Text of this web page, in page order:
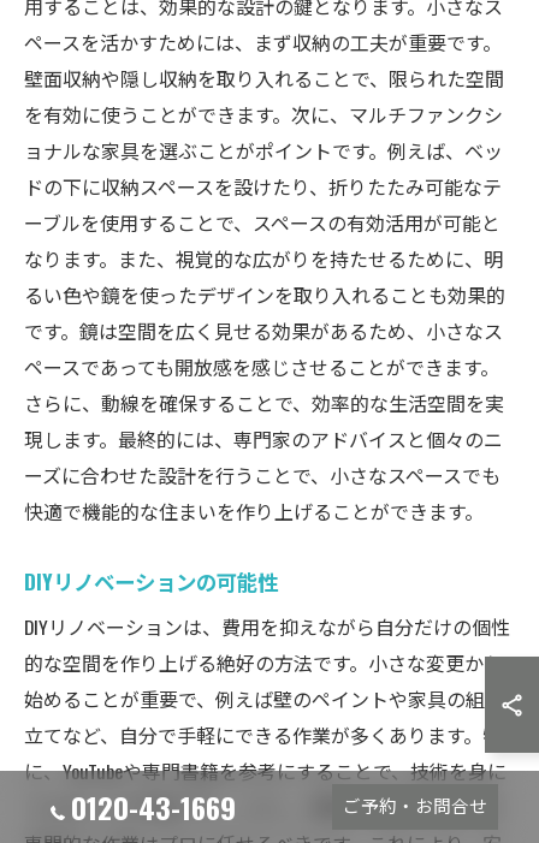
用することは、効果的な設計の鍵となります。小さなス
ペースを活かすためには、まず収納の工夫が重要です。
壁面収納や隠し収納を取り入れることで、限られた空間
を有効に使うことができます。次に、マルチファンクシ
ョナルな家具を選ぶことがポイントです。例えば、ベッ
ドの下に収納スペースを設けたり、折りたたみ可能なテ
ーブルを使用することで、スペースの有効活用が可能と
なります。また、視覚的な広がりを持たせるために、明
るい色や鏡を使ったデザインを取り入れることも効果的
です。鏡は空間を広く見せる効果があるため、小さなス
ペースであっても開放感を感じさせることができます。
さらに、動線を確保することで、効率的な生活空間を実
現します。最終的には、専門家のアドバイスと個々のニ
ーズに合わせた設計を行うことで、小さなスペースでも
快適で機能的な住まいを作り上げることができます。
DIYリノベーションの可能性
DIYリノベーションは、費用を抑えながら自分だけの個性
的な空間を作り上げる絶好の方法です。小さな変更から
始めることが重要で、例えば壁のペイントや家具の組み
立てなど、自分で手軽にできる作業が多くあります。特
に、YouTubeや専門書籍を参考にすることで、技術を身に
つけることが可能です。しかし、配管や電気工事などの
0120-43-1669 ご予約・お問合せ